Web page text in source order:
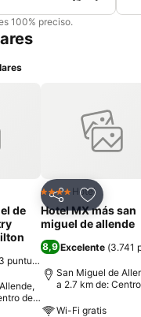
100% preciso.
a favoritos
de
puntuaciones
de
CompartirAgregar
4 EstrellasHotel
Hotel MX más san
miguel de allende
8,9 Excelente (3.741
San Miguel de
a 2.7 km de:
Wi-Fi gratis